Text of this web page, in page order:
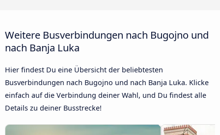
Weitere Busverbindungen nach Bugojno und
nach Banja Luka
Hier findest Du eine Übersicht der beliebtesten
Busverbindungen nach Bugojno und nach Banja Luka. Klicke
einfach auf die Verbindung deiner Wahl, und Du findest alle
Details zu deiner Busstrecke!